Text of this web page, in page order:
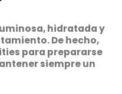
hidratada y
De hecho,
para prepararse
siempre un